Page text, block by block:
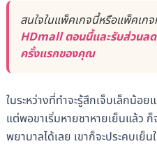
สนใจในแพ็คเกจนี้หรือแพ็คเก
HDmall ตอนนี้และรับส่วนล
ครั้งแรกของคุณ
ในระหว่างที่ทำจะรู้สึกเจ็บเล็กน้อ
แต่พอขาเริ่มหายชาหายเย็นแล้ว ก็
พยาบาลได้เลย เขาก็จะประคบเย็น